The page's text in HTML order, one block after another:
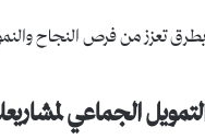
تعزز من فرص النجاح
الجماعي